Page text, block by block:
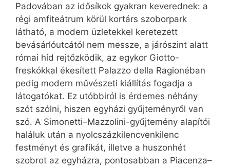
Padovában az idősíkok gyakran keverednek: a
régi amfiteátrum körül kortárs szoborpark
látható, a modern üzletekkel keretezett
bevásárlóutcától nem messze, a járószint alatt
római híd rejtőzködik, az egykor Giotto-
freskókkal ékesített Palazzo della Ragionéban
pedig modern művészeti kiállítás fogadja a
látogatókat. Ez utóbbiról is érdemes néhány
szót szólni, hiszen egyházi gyűjteményről van
szó. A Simonetti–Mazzolini-gyűjtemény alapítói
haláluk után a nyolcszázkilencvenkilenc
festményt és grafikát, illetve a huszonhét
szobrot az egyházra, pontosabban a Piacenza–